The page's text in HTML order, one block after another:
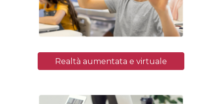
Realtà aumentata e virtuale